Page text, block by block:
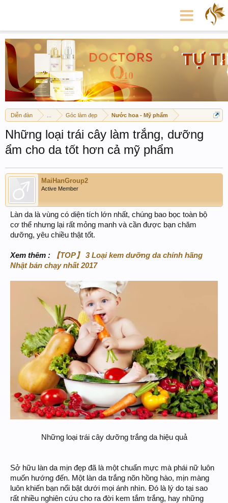
Diễn đàn Góc làm đẹp Nước hoa - Mỹ phẩm
Những loại trái cây làm trắng, dưỡng
ẩm cho da tốt hơn cả mỹ phẩm
MaiHanGroup2
Active Member
Làn da là vùng có diện tích lớn nhất, chúng bao bọc toàn bộ
cơ thể nhưng lại rất mỏng manh và cần được bạn chăm
dưỡng, yêu chiều thật tốt.
Xem thêm :
【TOP】 3 Loại kem dưỡng da chính hãng
Nhật bán chạy nhất 2017
Những loại trái cây dưỡng trắng da hiệu quả​
Sở hữu làn da mịn đẹp đã là một chuẩn mực mà phái nữ luôn
muốn hướng đến. Một làn da trắng nõn hồng hào, mịn màng
luôn khiến bạn nổi bật dưới mọi ánh nhìn. Đó là lý do tại sao
rất nhiều nghiên cứu cho ra đời kem tắm trắng, hay những